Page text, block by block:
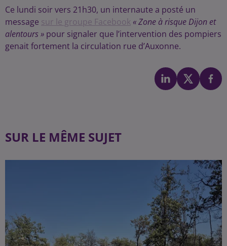
Ce lundi soir vers 21h30, un internaute a posté un
message sur le groupe Facebook« Zone à risque Dijon et
alentours » pour signaler que l’intervention des pompiers
genait fortement la circulation rue d’Auxonne.
SUR LE MÊME SUJET